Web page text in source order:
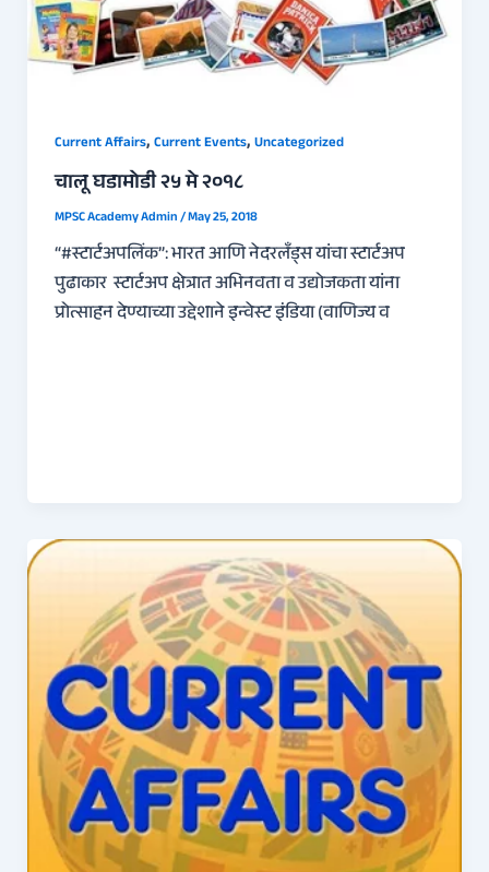
Current Affairs,Current Events,Uncategorized
चालू घडामोडी २५ मे २०१८
MPSC Academy Admin/May 25, 2018
“#स्टार्टअपलिंक”: भारत आणि नेदरलँड्स यांचा स्टार्टअप
पुढाकार स्टार्टअप क्षेत्रात अभिनवता व उद्योजकता यांना
प्रोत्साहन देण्याच्या उद्देशाने इन्‍वेस्‍ट इंडिया (वाणिज्‍य व